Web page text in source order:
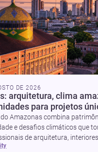
DE 2026
arquitetura, clima
para projetos
Amazonas combina
e desafios climáticos que
de arquitetura,
mais estratégica.
city